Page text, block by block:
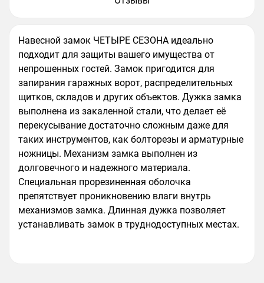
Навесной замок ЧЕТЫРЕ СЕЗОНА идеально
подходит для защиты вашего имущества от
непрошенных гостей. Замок пригодится для
запирания гаражных ворот, распределительных
щитков, складов и других объектов. Дужка замка
выполнена из закаленной стали, что делает её
перекусывание достаточно сложным даже для
таких инструментов, как болторезы и арматурные
ножницы. Механизм замка выполнен из
долговечного и надежного материала.
Специальная прорезиненная оболочка
препятствует проникновению влаги внутрь
механизмов замка. Длинная дужка позволяет
устанавливать замок в труднодоступных местах.